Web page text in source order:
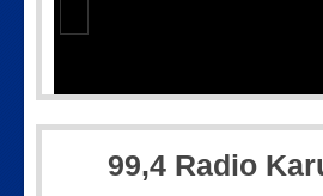
35-604 IMG-
99,4 Radio